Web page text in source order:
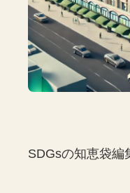
SDGsの知恵袋編